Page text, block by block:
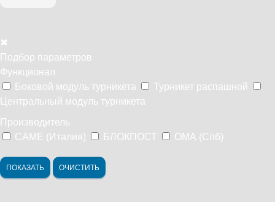
✖
Подбор параметров
Функционал
Боковой модуль турникета
Турникет распашной
Центральный модуль турникета
Производитель
CAME (Италия)
БЛОКПОСТ ОМА (Спб)